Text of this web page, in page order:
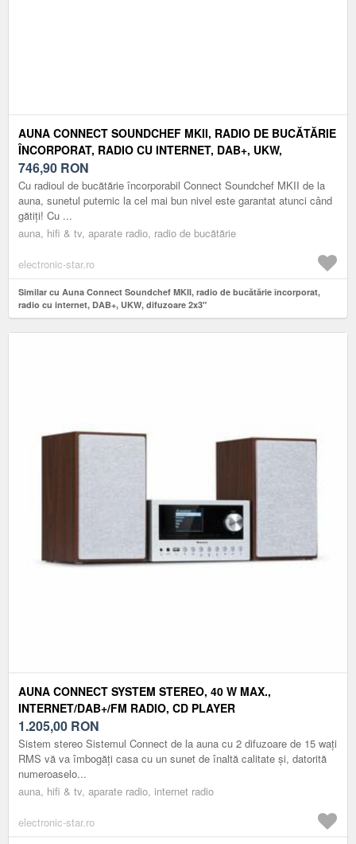
AUNA CONNECT SOUNDCHEF MKII, RADIO DE BUCĂTĂRIE
ÎNCORPORAT, RADIO CU INTERNET, DAB+, UKW,
DIFUZOARE 2X3"
746,90 RON
Cu radioul de bucătărie încorporabil Connect Soundchef MKII de la
auna, sunetul puternic la cel mai bun nivel este garantat atunci când
gătiți! Cu ...
auna, hifi & tv, aparate radio, radio de bucătărie
electronic-star.ro
Similar cu Auna Connect Soundchef MKII, radio de bucătărie încorporat,
radio cu internet, DAB+, UKW, difuzoare 2x3"
AUNA CONNECT SYSTEM STEREO, 40 W MAX.,
INTERNET/DAB+/FM RADIO, CD PLAYER
1.205,00 RON
Sistem stereo Sistemul Connect de la auna cu 2 difuzoare de 15 wați
RMS vă va îmbogăți casa cu un sunet de înaltă calitate și, datorită
numeroaselo...
auna, hifi & tv, aparate radio, internet radio
electronic-star.ro